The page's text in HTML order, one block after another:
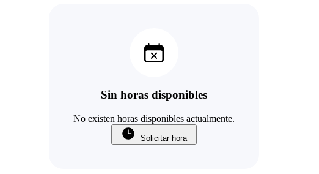
Sin horas disponibles
No existen horas disponibles actualmente.
Solicitar hora